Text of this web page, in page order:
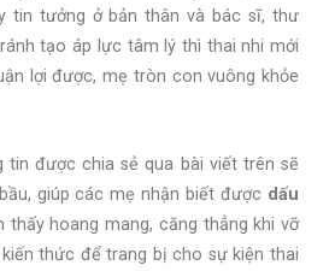
tin tưởng ở bản thân và bác sĩ, thư
tạo áp lực tâm lý thì thai nhi mới
lợi được, mẹ tròn con vuông khỏe
tin được chia sẻ qua bài viết trên sẽ
giúp các mẹ nhận biết được dấu
thấy hoang mang, căng thẳng khi vỡ
thức để trang bị cho sự kiện thai